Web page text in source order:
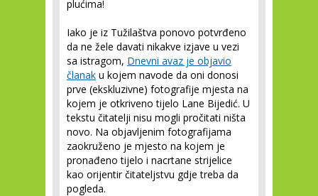
plućima!
Iako je iz Tužilaštva ponovo potvrđeno
da ne žele davati nikakve izjave u vezi
sa istragom, Dnevni avaz je objavio
članak u kojem navode da oni donosi
prve (ekskluzivne) fotografije mjesta na
kojem je otkriveno tijelo Lane Bijedić. U
tekstu čitatelji nisu mogli pročitati ništa
novo. Na objavljenim fotografijama
zaokruženo je mjesto na kojem je
pronađeno tijelo i nacrtane strijelice
kao orijentir čitateljstvu gdje treba da
pogleda.